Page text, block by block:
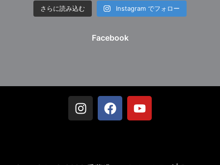
さらに読み込む Instagram でフォロー
Facebook